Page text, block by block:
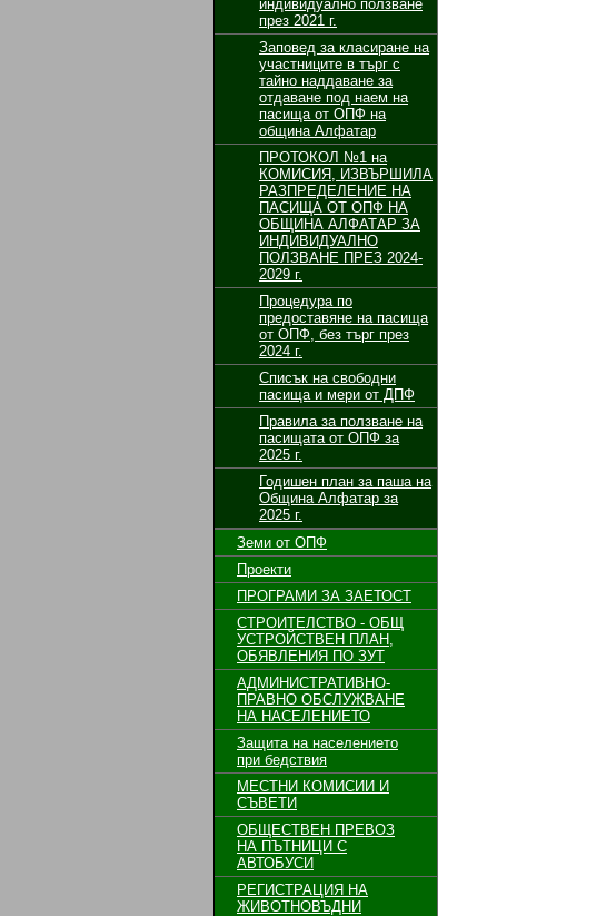
индивидуално ползване
през 2021 г.
Заповед за класиране на
участниците в търг с
тайно наддаване за
отдаване под наем на
пасища от ОПФ на
община Алфатар
ПРОТОКОЛ №1 на
КОМИСИЯ, ИЗВЪРШИЛА
РАЗПРЕДЕЛЕНИЕ НА
ПАСИЩА ОТ ОПФ НА
ОБЩИНА АЛФАТАР ЗА
ИНДИВИДУАЛНО
ПОЛЗВАНЕ ПРЕЗ 2024-
2029 г.
Процедура по
предоставяне на пасища
от ОПФ, без търг през
2024 г.
Списък на свободни
пасища и мери от ДПФ
Правила за ползване на
пасищата от ОПФ за
2025 г.
Годишен план за паша на
Община Алфатар за
2025 г.
Земи от ОПФ
Проекти
ПРОГРАМИ ЗА ЗАЕТОСТ
СТРОИТЕЛСТВО - ОБЩ
УСТРОЙСТВЕН ПЛАН,
ОБЯВЛЕНИЯ ПО ЗУТ
АДМИНИСТРАТИВНО-
ПРАВНО ОБСЛУЖВАНЕ
НА НАСЕЛЕНИЕТО
Защита на населението
при бедствия
МЕСТНИ КОМИСИИ И
СЪВЕТИ
ОБЩЕСТВЕН ПРЕВОЗ
НА ПЪТНИЦИ С
АВТОБУСИ
РЕГИСТРАЦИЯ НА
ЖИВОТНОВЪДНИ